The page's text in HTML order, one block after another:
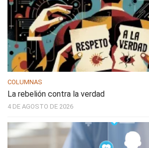
COLUMNAS
La rebelión contra la verdad
4 DE AGOSTO DE 2026